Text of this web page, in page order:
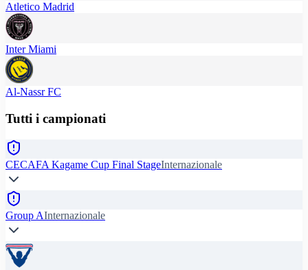
Atletico Madrid
Inter Miami
Al-Nassr FC
Tutti i campionati
CECAFA Kagame Cup Final StageInternazionale
Group AInternazionale